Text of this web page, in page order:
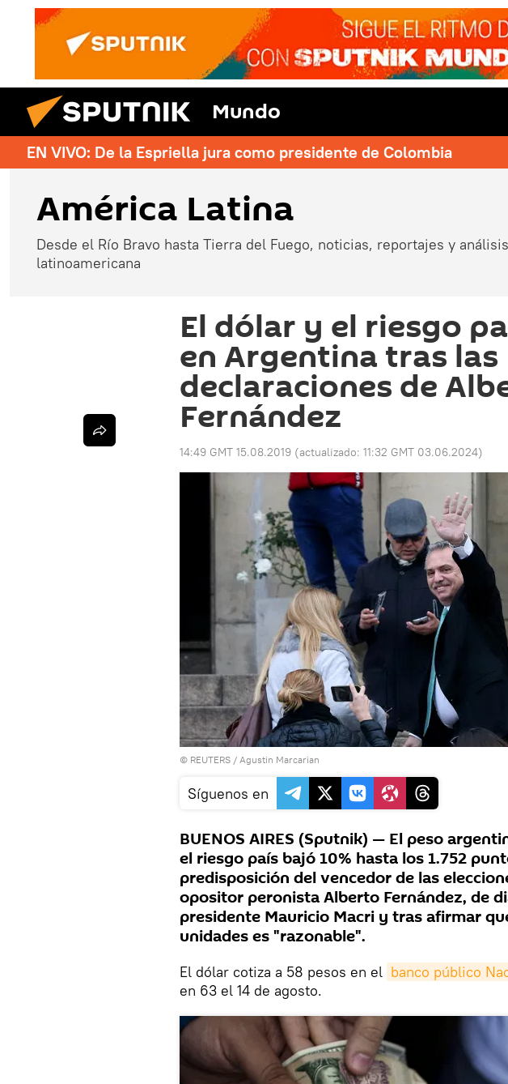
Mundo
EN VIVO: De la Espriella jura como presidente de Colombia
América Latina
Desde el Río Bravo hasta Tierra del Fuego, noticias, reportajes y
latinoamericana
El dólar y el riesgo
en Argentina tras las
declaraciones de
Fernández
14:49 GMT 15.08.2019 (actualizado: 11:32 GMT 03.06.2024)
© REUTERS / Agustin Marcarian
Síguenos en
BUENOS AIRES (Sputnik) — El peso
el riesgo país bajó 10% hasta los 1.752
predisposición del vencedor de las
opositor peronista Alberto Fernández, de
presidente Mauricio Macri y tras afirmar
unidades es "razonable".
El dólar cotiza a 58 pesos en el banco público
en 63 el 14 de agosto.